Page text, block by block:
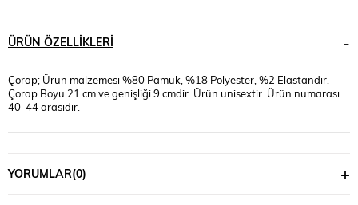
ÜRÜN ÖZELLIKLERI
Çorap; Ürün malzemesi %80 Pamuk, %18 Polyester, %2 Elastandır.
Çorap Boyu 21 cm ve genişliği 9 cmdir. Ürün unisextir. Ürün numarası
40-44 arasıdır.
YORUMLAR(0)